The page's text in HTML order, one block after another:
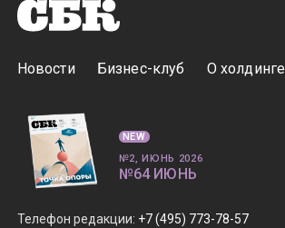
Новости Бизнес-клуб О холдинге
Телефон редакции: +7 (495) 773-78-57
NEW
№2, ИЮНЬ 2026
№64 ИЮНЬ